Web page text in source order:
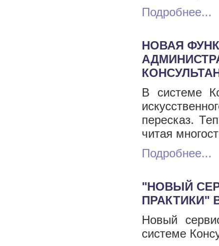
Подробнее...
НОВАЯ
В системе
пересказ.
читая
Подробнее...
"НОВЫЙ
ПРАКТИКИ"
Новый
системе